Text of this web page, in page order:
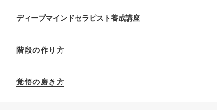
ディープマインドセラピスト養成講座
階段の作り方
覚悟の磨き方